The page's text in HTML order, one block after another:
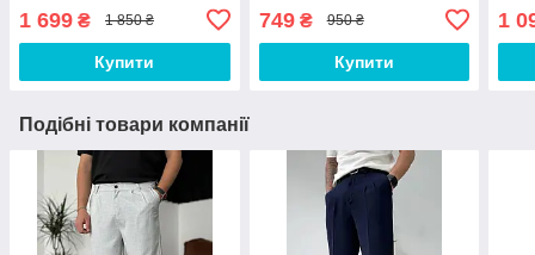
1 699 ₴ 1 850 ₴
Купити
749₴ 950 ₴
Купити
1
Подібні товари компанії